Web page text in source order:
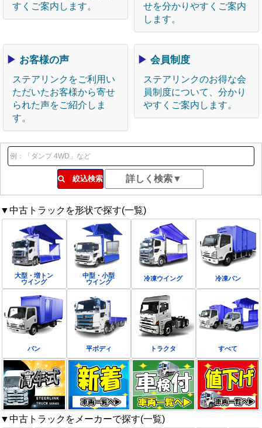
すくご案内します。
せを分かりやすくご案内
します。
▶ お客様の声
ステアリンクをご利用い
ただいたお客様から寄せ
られた声をご紹介しま
す。
▶ 会員制度
ステアリンクのお得な会
員制度について、分かり
やすくご案内します。
絞込検索
▼中古トラックを形状で探す(一覧)
大型・増トン
ウイング
中型・小型
ウイング
冷凍ウイング 冷凍バン
バン 平ボディ トラクタ すべて
▼中古トラックをメーカーで探す(一覧)